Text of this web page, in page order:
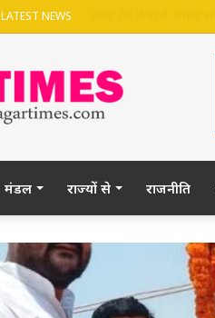
LATEST NEWS
मंडल राज्यों से राजनीति